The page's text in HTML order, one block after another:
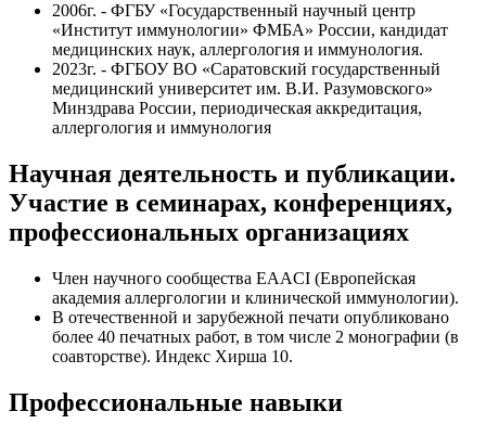
2006г. - ФГБУ «Государственный научный центр
«Институт иммунологии» ФМБА» России, кандидат
медицинских наук, аллергология и иммунология.
2023г. - ФГБОУ ВО «Саратовский государственный
медицинский университет им. В.И. Разумовского»
Минздрава России, периодическая аккредитация,
аллергология и иммунология
Научная деятельность и публикации.
Участие в семинарах, конференциях,
профессиональных организациях
Член научного сообщества EAACI (Европейская
академия аллергологии и клинической иммунологии).
В отечественной и зарубежной печати опубликовано
более 40 печатных работ, в том числе 2 монографии (в
соавторстве). Индекс Хирша 10.
Профессиональные навыки